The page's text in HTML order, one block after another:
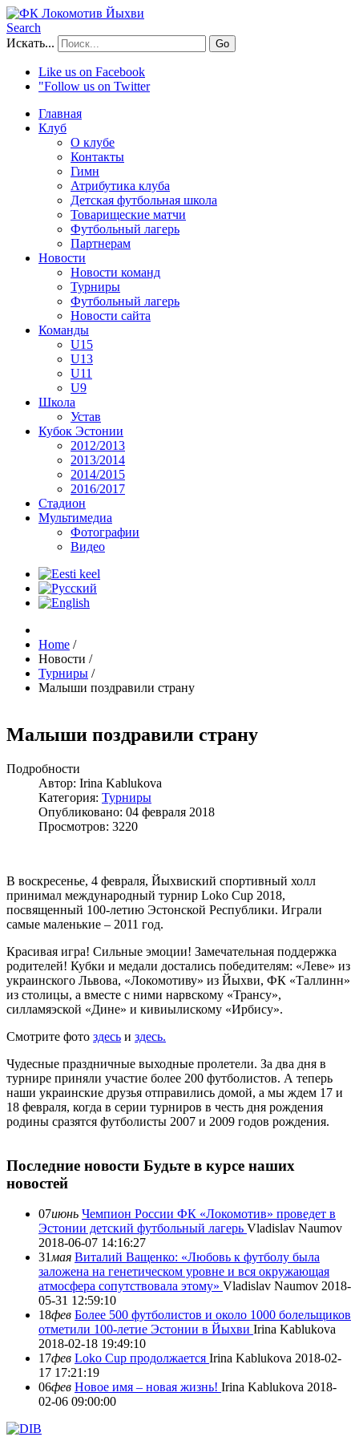
Search
Искать...
Go
Like us on Facebook
"Follow us on Twitter
Главная
Клуб
О клубе
Контакты
Гимн
Атрибутика клуба
Детская футбольная школа
Товарищеские матчи
Футбольный лагерь
Партнерам
Новости
Новости команд
Турниры
Футбольный лагерь
Новости сайта
Команды
U15
U13
U11
U9
Школа
Устав
Кубок Эстонии
2012/2013
2013/2014
2014/2015
2016/2017
Стадион
Мультимедиа
Фотографии
Видео
Home /
Новости /
Турниры /
Малыши поздравили страну
Малыши поздравили страну
Подробности
Автор: Irina Kablukova
Категория: Турниры
Опубликовано: 04 февраля 2018
Просмотров: 3220
В воскресенье, 4 февраля, Йыхвиский спортивный холл
принимал международный турнир Loko Cup 2018,
посвященный 100-летию Эстонской Республики. Играли
самые маленькие – 2011 год.
Красивая игра! Сильные эмоции! Замечательная поддержка
родителей! Кубки и медали достались победителям: «Леве» из
украинского Львова, «Локомотиву» из Йыхви, ФК «Таллинн»
из столицы, а вместе с ними нарвскому «Трансу»,
силламяэской «Дине» и кивиылискому «Ирбису».
Смотрите фото здесь и здесь.
Чудесные праздничные выходные пролетели. За два дня в
турнире приняли участие более 200 футболистов. А теперь
наши украинские друзья отправились домой, а мы ждем 17 и
18 февраля, когда в серии турниров в честь дня рождения
родины сразятся футболисты 2007 и 2009 годов рождения.
Последние новости Будьте в курсе наших
новостей
07июнь Чемпион России ФК «Локомотив» проведет в
Эстонии детский футбольный лагерь Vladislav Naumov
2018-06-07 14:16:27
31 мая Виталий Ващенко: «Любовь к футболу была
заложена на генетическом уровне и вся окружающая
атмосфера сопутствовала этому» Vladislav Naumov 2018-
05-31 12:59:10
18фев Более 500 футболистов и около 1000 болельщиков
отметили 100-летие Эстонии в Йыхви Irina Kablukova
2018-02-18 19:49:10
17фев Loko Cup продолжается Irina Kablukova 2018-02-
17 17:21:19
06фев Новое имя – новая жизнь! Irina Kablukova 2018-
02-06 09:00:00